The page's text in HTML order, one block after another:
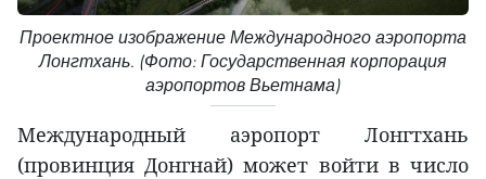
Проектное изображение Международного аэропорта
Лонгтхань. (Фото: Государственная корпорация
аэропортов Вьетнама)
Международный аэропорт Лонгтхань
(провинция Донгнай) может войти в число